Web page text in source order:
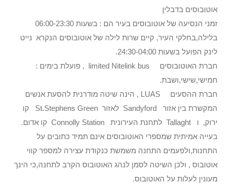
אוטובוסים בדבלין
זמני הנסיעה של אוטובוסים בעיר הם : בשעות 06:00-23:30
בלילה,בחלקי העיר, קיים שרות לילה של אוטובוסים הנקרא נייט
לינק הפועל בשעות 24:30-04:00.
חברת האוטובוסים limited Nitelink bus , פועלת בימים :
חמישי,שישי,ושבת.
חברת ההסעים LUAS , הינה שיטה מודרנית להסעת אנשים
המקשרת בין אזור Sandyford לאזור St.Stephens Green קו
ירוק, ו Tallaght לתחנת העירונית Connolly Station קו אדום.
בעייה אמיתית שמספרי האוטובוסים אינם תמיד כתובים על
התחנות,ולפעמים התחנה משמשת כנקודת עצירה למספר קווי
אוטובוס , ולכן השיטה לסמן לנהג האוטובוס הקרב לתחנה,כי הינך
מעונין לעלות על האוטובוס.